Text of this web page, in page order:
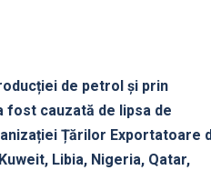
de petrol și prin
fost cauzată de lipsa de
Țărilor Exportatoare
Libia, Nigeria, Qatar,